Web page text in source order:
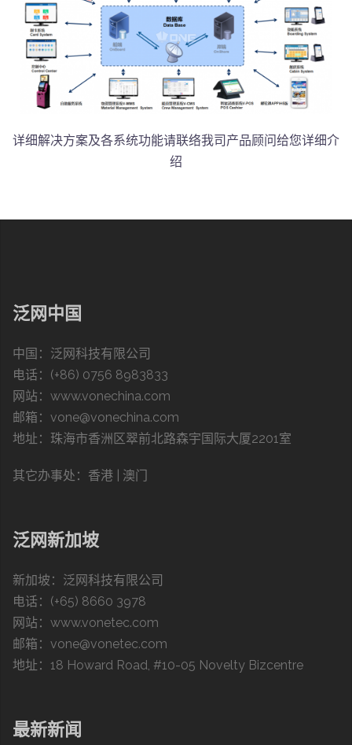
详细解决方案及各系统功能请联络我司产品顾问给您详细介
绍
泛网中国
中国：泛网科技有限公司
电话：(+86) 0756 8983833
网站： www.vonechina.com
邮箱：vone@vonechina.com
地址：珠海市香洲区翠前北路森宇国际大厦2201室
其它办事处： 香港 | 澳门
泛网新加坡
新加坡：泛网科技有限公司
电话：(+65) 8660 3978
网站： www.vonetec.com
邮箱：vone@vonetec.com
地址：18 Howard Road, #10-05 Novelty Bizcentre
最新新闻